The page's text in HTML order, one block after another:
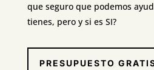
que seguro que podemos
tienes, pero y si es SI?
PRESUPUESTO